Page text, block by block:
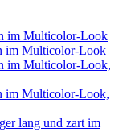
im Multicolor-Look
im Multicolor-Look
im Multicolor-Look,
im Multicolor-Look,
lang und zart im